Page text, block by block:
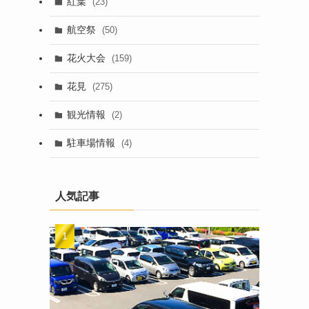
航空祭 (50)
花火大会 (159)
花見 (275)
観光情報 (2)
駐車場情報 (4)
人気記事